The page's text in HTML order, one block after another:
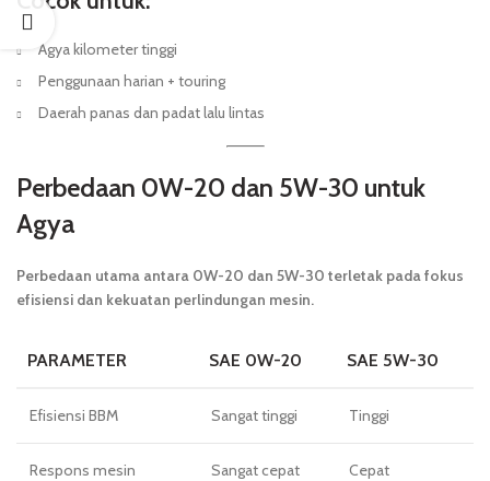
Agya kilometer tinggi
Penggunaan harian + touring
Daerah panas dan padat lalu lintas
Perbedaan 0W-20 dan 5W-30 untuk
Agya
Perbedaan utama antara 0W-20 dan 5W-30 terletak pada fokus
efisiensi dan kekuatan perlindungan mesin.
PARAMETER SAE 0W-20 SAE 5W-30
Efisiensi BBM Sangat tinggi Tinggi
Respons mesin Sangat cepat Cepat